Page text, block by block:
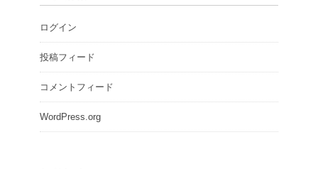
ログイン
投稿フィード
コメントフィード
WordPress.org